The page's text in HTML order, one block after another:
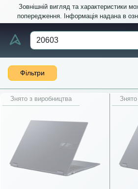
Зовнішній вигляд та характеристики
попередження. Інформація надана в
Фільтри
Знято з виробництва